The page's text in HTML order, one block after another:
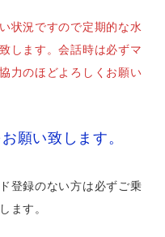
状況ですので定期的な水
します。会話時は必ずマ
力のほどよろしくお願い
願い致します。
登録のない方は必ずご乗
ます。